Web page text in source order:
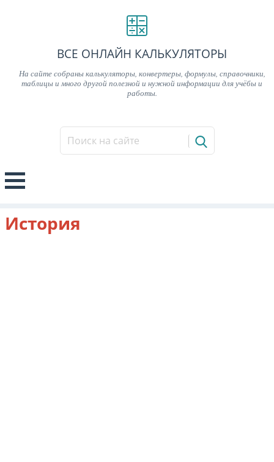
ВСЕ ОНЛАЙН КАЛЬКУЛЯТОРЫ
На сайте собраны калькуляторы, конвертеры, формулы, справочники,
таблицы и много другой полезной и нужной информации для учёбы и
работы.
История